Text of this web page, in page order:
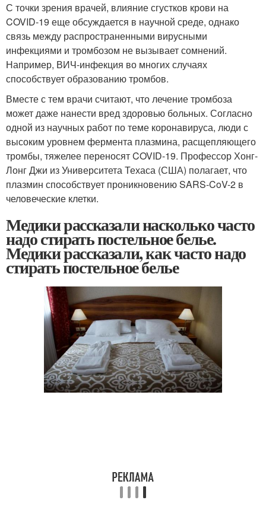
С точки зрения врачей, влияние сгустков крови на
COVID-19 еще обсуждается в научной среде, однако
связь между распространенными вирусными
инфекциями и тромбозом не вызывает сомнений.
Например, ВИЧ-инфекция во многих случаях
способствует образованию тромбов.
Вместе с тем врачи считают, что лечение тромбоза
может даже нанести вред здоровью больных. Согласно
одной из научных работ по теме коронавируса, люди с
высоким уровнем фермента плазмина, расщепляющего
тромбы, тяжелее переносят COVID-19. Профессор Хонг-
Лонг Джи из Университета Техаса (США) полагает, что
плазмин способствует проникновению SARS-CoV-2 в
человеческие клетки.
Медики рассказали насколько часто
надо стирать постельное белье.
Медики рассказали, как часто надо
стирать постельное белье